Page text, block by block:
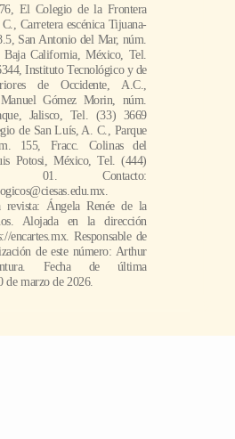
El Colegio de la Frontera
Carretera escénica Tijuana-
San Antonio del Mar, núm.
Baja California, México, Tel.
Instituto Tecnológico y de
de Occidente, A.C.,
Gómez Morin, núm.
Jalisco, Tel. (33) 3669
de San Luís, A. C., Parque
155, Fracc. Colinas del
Potosi, México, Tel. (444)
01. Contacto:
Ángela Renée de la
Alojada en la dirección
encartes.mx. Responsable de
de este número: Arthur
Fecha de última
marzo de 2026.